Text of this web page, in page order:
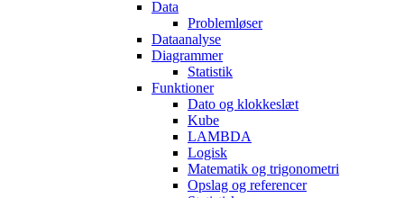
Data
Problemløser
Dataanalyse
Diagrammer
Statistik
Funktioner
Dato og klokkeslæt
Kube
LAMBDA
Logisk
Matematik og trigonometri
Opslag og referencer